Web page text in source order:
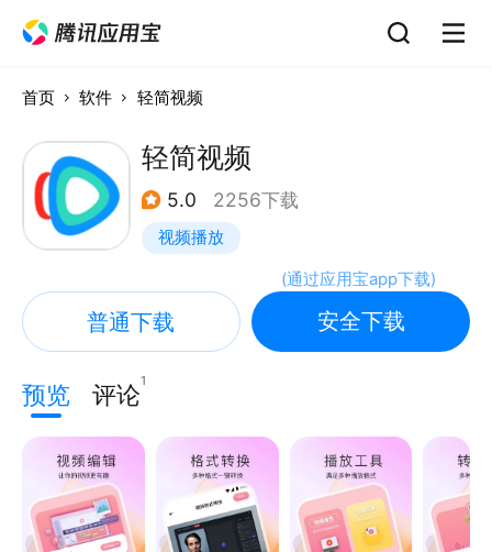
首页 软件 轻简视频
轻简视频
5.0 2256下载
视频播放
(通过应用宝app下载)
普通下载 安全下载
预览 评论1